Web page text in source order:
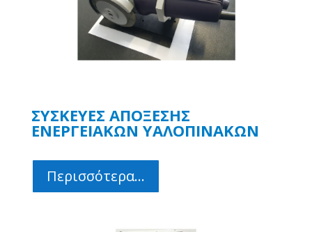
ΣΥΣΚΕΥΕΣ ΑΠΟΞΕΣΗΣ
ΕΝΕΡΓΕΙΑΚΩΝ ΥΑΛΟΠΙΝΑΚΩΝ
Περισσότερα...